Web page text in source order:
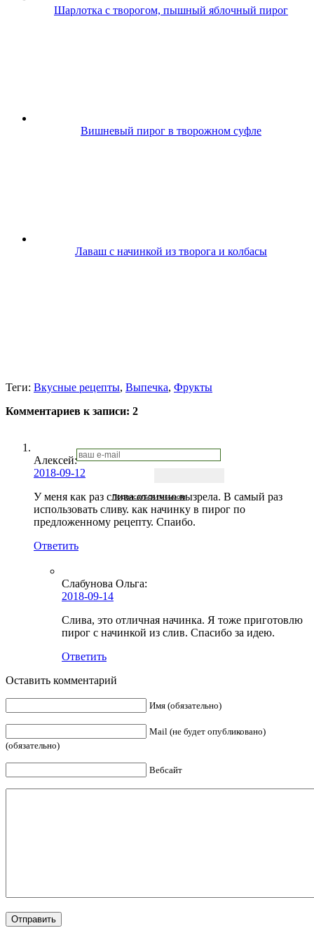
Шарлотка с творогом, пышный яблочный пирог
Вишневый пирог в творожном суфле
Лаваш с начинкой из творога и колбасы
Подписаться письмом
Теги: Вкусные рецепты, Выпечка, Фрукты
Комментариев к записи: 2
Алексей:
2018-09-12
У меня как раз слива отлично вызрела. В самый раз
использовать сливу. как начинку в пирог по
предложенному рецепту. Спаибо.
Ответить
Слабунова Ольга:
2018-09-14
Слива, это отличная начинка. Я тоже приготовлю
пирог с начинкой из слив. Спасибо за идею.
Ответить
Оставить комментарий
Имя (обязательно)
Mail (не будет опубликовано)
(обязательно)
Вебсайт